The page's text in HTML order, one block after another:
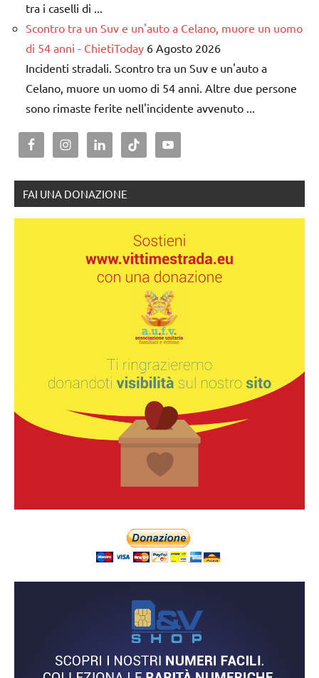
tra i caselli di ...
Scontro tra un Suv e un'auto a Celano, muore un uomo
di 54 anni - ChietiToday 6 Agosto 2026
Incidenti stradali. Scontro tra un Suv e un'auto a
Celano, muore un uomo di 54 anni. Altre due persone
sono rimaste ferite nell'incidente avvenuto ...
FAI UNA DONAZIONE